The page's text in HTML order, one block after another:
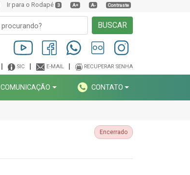
Ir para o Rodapé 3 A+ A- Contraste
BUSCAR
SIC E-MAIL RECUPERAR SENHA
COMUNICAÇÃO CONTATO
Encerrado